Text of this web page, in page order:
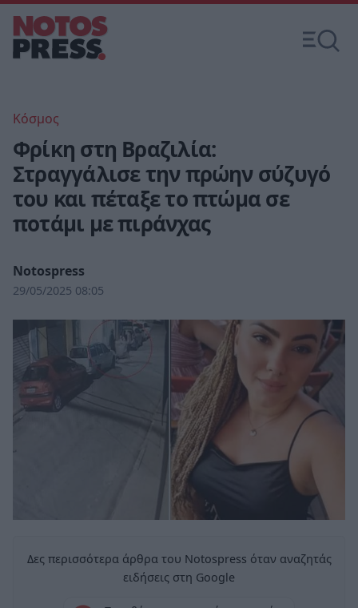
Κόσμος
Φρίκη στη Βραζιλία:
Στραγγάλισε την πρώην σύζυγό
του και πέταξε το πτώμα σε
ποτάμι με πιράνχας
Notospress
29/05/2025 08:05
Δες περισσότερα άρθρα του Notospress όταν αναζητάς
ειδήσεις στη Google